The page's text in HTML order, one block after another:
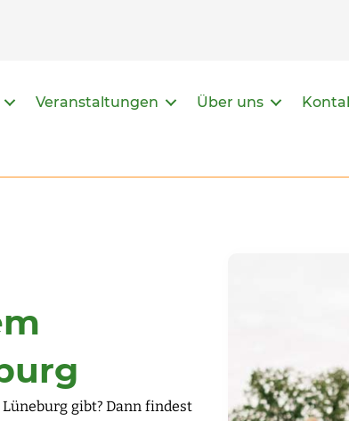
Veranstaltungen Über uns
gibt? Dann findest